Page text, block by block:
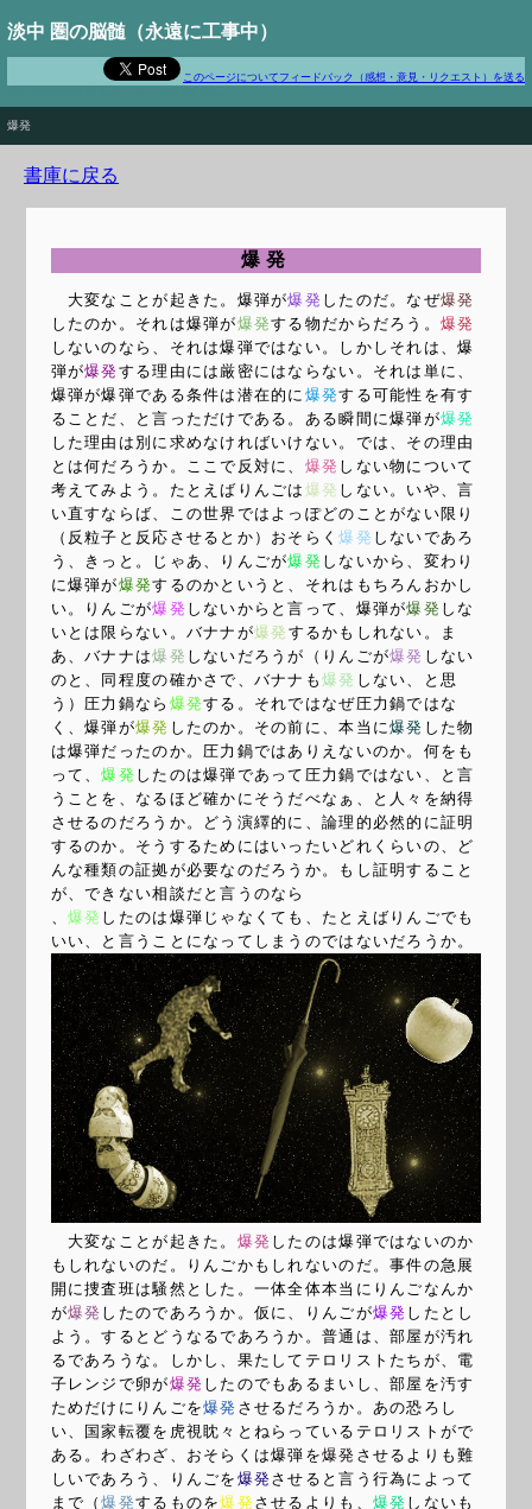
淡中 圏の脳髄（永遠に工事中）
このページについてフィードバック（感想・意見・リクエスト）を送る
爆発
書庫に戻る
爆発
大変なことが起きた。爆弾が爆発 したのだ。なぜ爆発
したのか。それは爆弾が爆発する物だからだろう。爆発
しないのなら、それは爆弾ではない。しかしそれは、爆
弾が爆発する理由には厳密にはならない。それは単に、
爆弾が爆弾である条件は潜在的に 爆発する可能性を有す
ることだ、と言っただけである。ある瞬間に爆弾が爆発
した理由は別に求めなければいけない。では、その理由
とは何だろうか。ここで反対に、 爆発 しない物について
考えてみよう。たとえばりんごは 爆発 しない。いや、言
い直すならば、この世界ではよっぽどのことがない限り
（反粒子と反応させるとか）おそらく爆発 しないであろ
う、きっと。じゃあ、りんごが爆発 しないから、変わり
に爆弾が爆発するのかというと、それはもちろんおかし
い。りんごが爆発 しないからと言って、爆弾が爆発 しな
いとは限らない。バナナが爆発 するかもしれない。ま
あ、バナナは爆発 しないだろうが（りんごが爆発 しない
のと、同程度の確かさで、バナナも爆発 しない、と思
う）圧力鍋なら 爆発する。それではなぜ圧力鍋ではな
く、爆弾が爆発 したのか。その前に、本当に爆発 した物
は爆弾だったのか。圧力鍋ではありえないのか。何をも
って、爆発 したのは爆弾であって圧力鍋ではない、と言
うことを、なるほど確かにそうだべなぁ、と人々を納得
させるのだろうか。どう演繹的に、論理的必然的に証明
するのか。そうするためにはいったいどれくらいの、ど
んな種類の証拠が必要なのだろうか。もし証明すること
が、できない相談だと言うのなら
、 爆発 したのは爆弾じゃなくても、たとえばりんごでも
いい、と言うことになってしまうのではないだろうか。
大変なことが起きた。 爆発 したのは爆弾ではないのか
もしれないのだ。りんごかもしれないのだ。事件の急展
開に捜査班は騒然とした。一体全体本当にりんごなんか
が爆発 したのであろうか。仮に、りんごが爆発 したとし
よう。するとどうなるであろうか。普通は、部屋が汚れ
るであろうな。しかし、果たしてテロリストたちが、電
子レンジで卵が爆発 したのでもあるまいし、部屋を汚す
ためだけにりんごを爆発 させるだろうか。あの恐ろし
い、国家転覆を虎視眈々とねらっているテロリストがで
ある。わざわざ、おそらくは爆弾を爆発 させるよりも難
しいであろう、りんごを 爆発させると言う行為によって
まで（爆発するものを爆発させるよりも、 爆発 しないも